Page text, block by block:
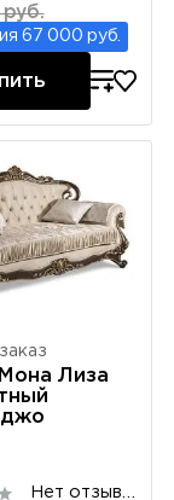
руб.
67 000 руб.
Лиза